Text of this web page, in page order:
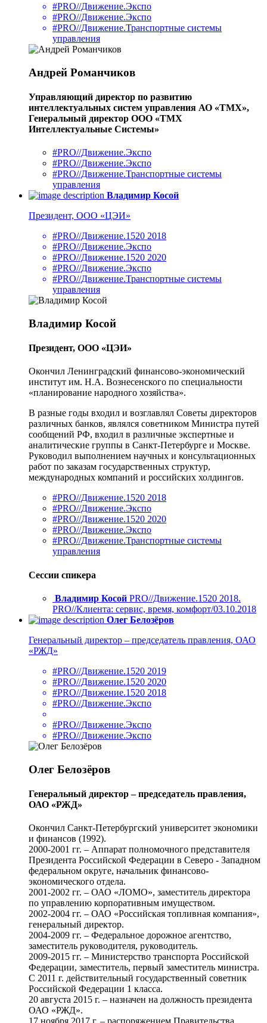
#PRO//Движение.Экспо
#PRO//Движение.Экспо
#PRO//Движение.Транспортные системы
управления
Андрей Романчиков
Управляющий директор по развитию
интеллектуальных систем управления АО «ТМХ»,
Генеральный директор ООО «ТМХ
Интеллектуальные Системы»
#PRO//Движение.Экспо
#PRO//Движение.Экспо
#PRO//Движение.Транспортные системы
управления
Владимир Косой
Президент, ООО «ЦЭИ»
#PRO//Движение.1520 2018
#PRO//Движение.Экспо
#PRO//Движение.1520 2020
#PRO//Движение.Экспо
#PRO//Движение.Транспортные системы
управления
Владимир Косой
Президент, ООО «ЦЭИ»
Окончил Ленинградский финансово-экономический
институт им. Н.А. Вознесенского по специальности
«планирование народного хозяйства».
В разные годы входил и возглавлял Советы директоров
различных банков, являлся советником Министра путей
сообщений РФ, входил в различные экспертные и
аналитические группы в Санкт-Петербурге и Москве.
Руководил выполнением научных и консультационных
работ по заказам государственных структур,
международных компаний и российских холдингов.
#PRO//Движение.1520 2018
#PRO//Движение.Экспо
#PRO//Движение.1520 2020
#PRO//Движение.Экспо
#PRO//Движение.Транспортные системы
управления
Сессии спикера
Владимир Косой PRO//Движение.1520 2018.
PRO//Клиента: сервис, время, комфорт/03.10.2018
Олег Белозёров
Генеральный директор – председатель правления, ОАО
«РЖД»
#PRO//Движение.1520 2019
#PRO//Движение.1520 2020
#PRO//Движение.1520 2018
#PRO//Движение.Экспо
#PRO//Движение.Экспо
#PRO//Движение.Экспо
Олег Белозёров
Генеральный директор – председатель правления,
ОАО «РЖД»
Окончил Санкт-Петербургский университет экономики
и финансов (1992).
2000-2001 гг. – Аппарат полномочного представителя
Президента Российской Федерации в Северо - Западном
федеральном округе, начальник финансово-
экономического отдела.
2001-2002 гг. – ОАО «ЛОМО», заместитель директора
по управлению корпоративным имуществом.
2002-2004 гг. – ОАО «Российская топливная компания»,
генеральный директор.
2004-2009 гг. – Федеральное дорожное агентство,
заместитель руководителя, руководитель.
2009-2015 гг. – Министерство транспорта Российской
Федерации, заместитель, первый заместитель министра.
С 2011 г. действительный государственный советник
Российской Федерации 1 класса.
20 августа 2015 г. – назначен на должность президента
ОАО «РЖД».